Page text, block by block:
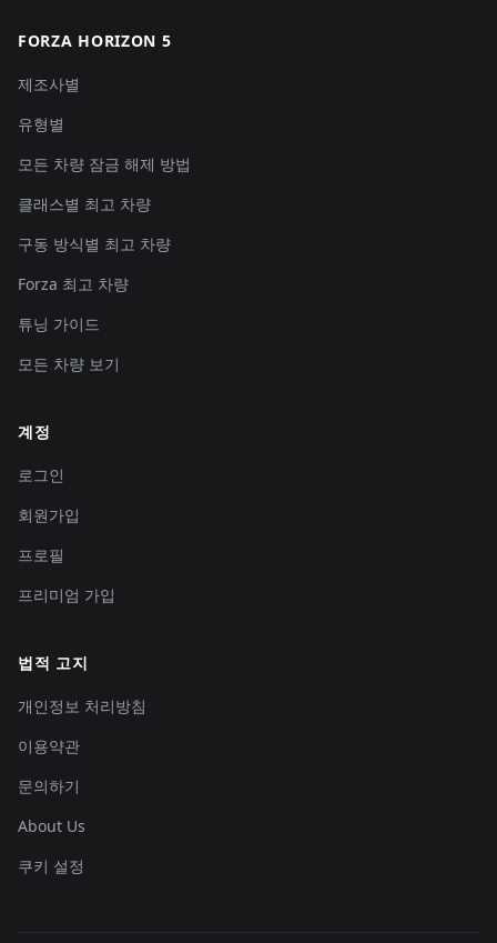
FORZA HORIZON 5
제조사별
유형별
모든 차량 잠금 해제 방법
클래스별 최고 차량
구동 방식별 최고 차량
Forza 최고 차량
튜닝 가이드
모든 차량 보기
계정
로그인
회원가입
프로필
프리미엄 가입
법적 고지
개인정보 처리방침
이용약관
문의하기
About Us
쿠키 설정